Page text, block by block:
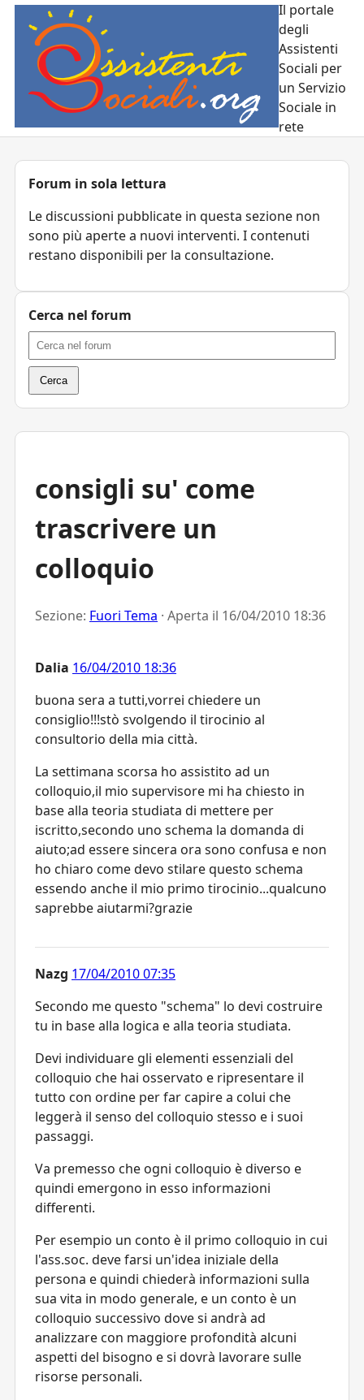
Il portale
degli
Assistenti
Sociali per
un Servizio
Sociale in
rete
consigli su' come
trascrivere un
colloquio
Sezione: Fuori Tema · Aperta il 16/04/2010 18:36
Dalia 16/04/2010 18:36
buona sera a tutti,vorrei chiedere un
consiglio!!!stò svolgendo il tirocinio al
consultorio della mia città.
La settimana scorsa ho assistito ad un
colloquio,il mio supervisore mi ha chiesto in
base alla teoria studiata di mettere per
iscritto,secondo uno schema la domanda di
aiuto;ad essere sincera ora sono confusa e non
ho chiaro come devo stilare questo schema
essendo anche il mio primo tirocinio...qualcuno
saprebbe aiutarmi?grazie
Nazg 17/04/2010 07:35
Secondo me questo "schema" lo devi costruire
tu in base alla logica e alla teoria studiata.
Devi individuare gli elementi essenziali del
colloquio che hai osservato e ripresentare il
tutto con ordine per far capire a colui che
leggerà il senso del colloquio stesso e i suoi
passaggi.
Va premesso che ogni colloquio è diverso e
quindi emergono in esso informazioni
differenti.
Per esempio un conto è il primo colloquio in cui
l'ass.soc. deve farsi un'idea iniziale della
persona e quindi chiederà informazioni sulla
sua vita in modo generale, e un conto è un
colloquio successivo dove si andrà ad
analizzare con maggiore profondità alcuni
aspetti del bisogno e si dovrà lavorare sulle
risorse personali.
Forum in sola lettura
Le discussioni pubblicate in questa sezione non
sono più aperte a nuovi interventi. I contenuti
restano disponibili per la consultazione.
Cerca nel forum
Cerca